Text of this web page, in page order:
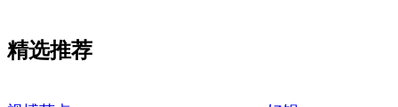
精选推荐